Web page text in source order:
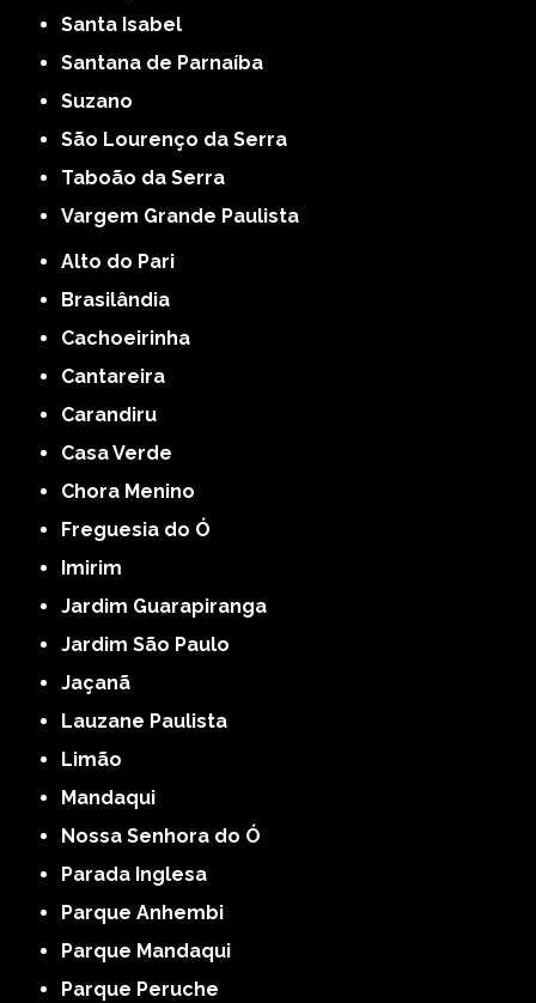
Santa Isabel
Santana de Parnaíba
Suzano
São Lourenço da Serra
Taboão da Serra
Vargem Grande Paulista
Alto do Pari
Brasilândia
Cachoeirinha
Cantareira
Carandiru
Casa Verde
Chora Menino
Freguesia do Ó
Imirim
Jardim Guarapiranga
Jardim São Paulo
Jaçanã
Lauzane Paulista
Limão
Mandaqui
Nossa Senhora do Ó
Parada Inglesa
Parque Anhembi
Parque Mandaqui
Parque Peruche